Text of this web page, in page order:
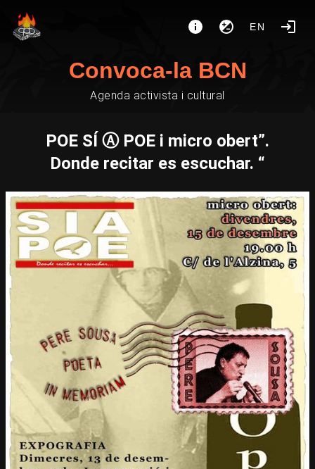
EN
Convoca-la BCN
Agenda activista i cultural
POE SÍ Ⓐ POE i micro obert”.
Donde recitar es escuchar. “